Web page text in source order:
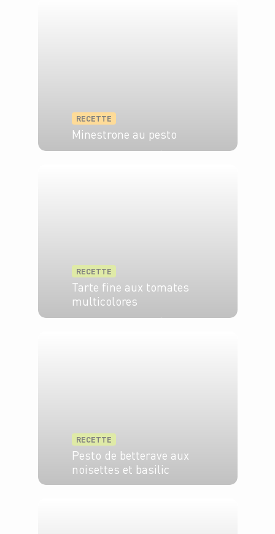
RECETTE
Minestrone au pesto
RECETTE
Tarte fine aux tomates
multicolores
RECETTE
Pesto de betterave aux
noisettes et basilic